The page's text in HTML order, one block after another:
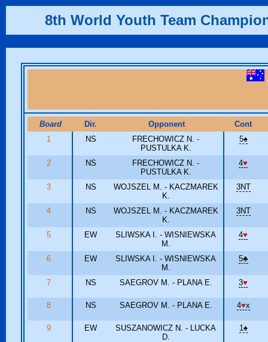
8th World Youth Team
Board Dir. Opponent
Cont
1
NS
FRECHOWICZ N. -
PUSTULKA K.
5♠
2 NS
FRECHOWICZ N. -
PUSTULKA K.
4♥
3 NS
WOJSZEL M. - KACZMAREK
K.
3NT
4 NS
WOJSZEL M. - KACZMAREK
K.
3NT
5 EW
SLIWSKA I. - WISNIEWSKA
M.
4♥
6 EW
SLIWSKA I. - WISNIEWSKA
M.
5♣
7 NS SAEGROV M. - PLANA E. 3♥
8 NS SAEGROV M. - PLANA E. 4♥x
9 EW
SUSZANOWICZ N. - LUCKA
D.
1♠